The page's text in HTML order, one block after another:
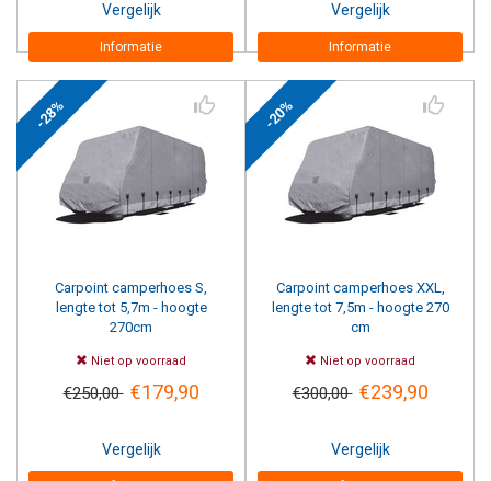
Vergelijk
Informatie
Vergelijk
Informatie
-28%
Carpoint camperhoes S,
lengte tot 5,7m - hoogte
270cm
Niet op voorraad
€250,00 €179,90
Vergelijk
-20%
Carpoint camperhoes XXL,
lengte tot 7,5m - hoogte 270
cm
Niet op voorraad
€300,00 €239,90
Vergelijk